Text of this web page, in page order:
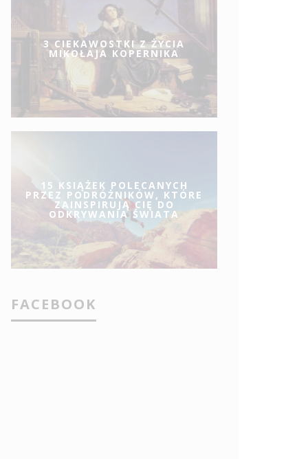
3 CIEKAWOSTKI Z ŻYCIA
MIKOŁAJA KOPERNIKA
15 KSIĄŻEK POLECANYCH
PRZEZ PODRÓŻNIKÓW, KTÓRE
ZAINSPIRUJĄ CIĘ DO
ODKRYWANIA ŚWIATA
FACEBOOK